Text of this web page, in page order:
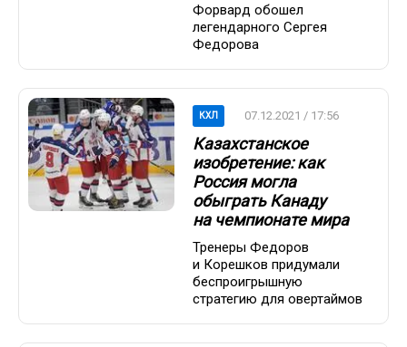
Форвард обошел
легендарного Сергея
Федорова
КХЛ 07.12.2021 / 17:56
Казахстанское
изобретение: как
Россия могла
обыграть Канаду
на чемпионате мира
Тренеры Федоров
и Корешков придумали
беспроигрышную
стратегию для овертаймов